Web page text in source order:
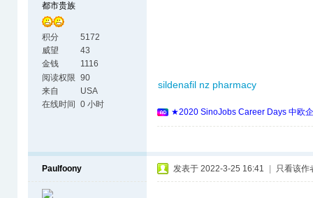
都市贵族
积分
5172
威望
43
金钱
1116
阅读权限 90
来自
USA
在线时间
0 小时
sildenafil nz pharmacy
★2020 SinoJobs Career Days 中欧
Paulfoony 发表于 2022-3-25 16:41 只看该作